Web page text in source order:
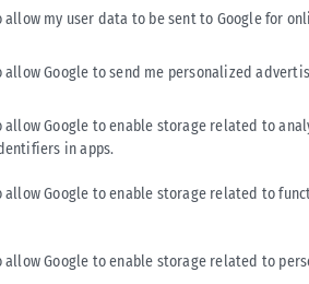
allow my user data to be sent to Google for
allow Google to send me personalized
allow Google to enable storage related to
in apps.
allow Google to enable storage related to
allow Google to enable storage related to
για διάφορους λόγους».
κανείς να ζήσει καλύτερα στην
Αν κάποιος έχει μια ιδέα, υπάρχουν
της. Η εγχώρια επιχειρηματικότητα
Όταν κάποιος αισθάνεται ότι υπάρχει
καλύτερο μέρος. Τα πράγματα
γυναίκες κρατάνε το μισό του
στα τού πρωθυπουργού. Είναι